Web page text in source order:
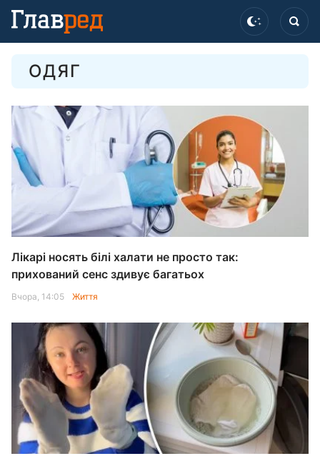
ОДЯГ
Лікарі носять білі халати не просто так:
прихований сенс здивує багатьох
Вчора, 14:05 Життя